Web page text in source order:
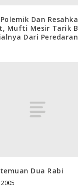
Dan
Mufti Mesir Tarik
Dari
Dua Rabi